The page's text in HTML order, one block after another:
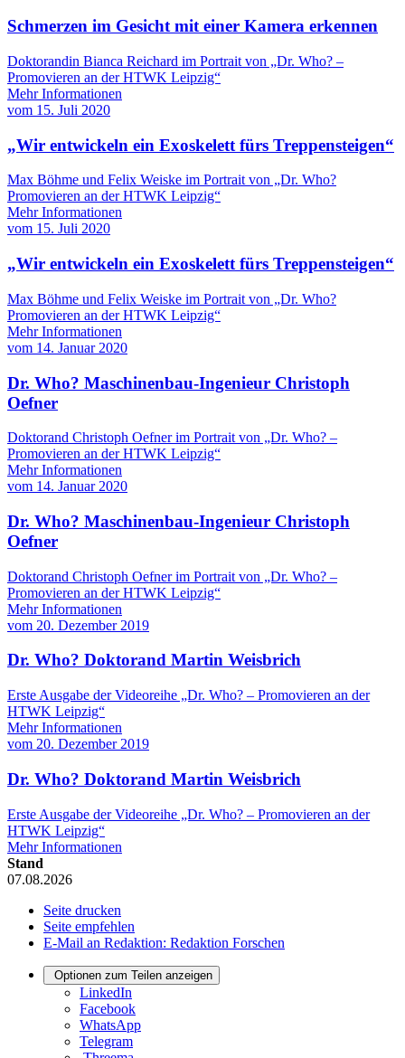
Schmerzen im Gesicht mit einer Kamera erkennen
Doktorandin Bianca Reichard im Portrait von „Dr. Who? –
Promovieren an der HTWK Leipzig“
Mehr Informationen
vom 15. Juli 2020
„Wir entwickeln ein Exoskelett fürs Treppensteigen“
Max Böhme und Felix Weiske im Portrait von „Dr. Who?
Promovieren an der HTWK Leipzig“
Mehr Informationen
vom 15. Juli 2020
„Wir entwickeln ein Exoskelett fürs Treppensteigen“
Max Böhme und Felix Weiske im Portrait von „Dr. Who?
Promovieren an der HTWK Leipzig“
Mehr Informationen
vom 14. Januar 2020
Dr. Who? Maschinenbau-Ingenieur Christoph
Oefner
Doktorand Christoph Oefner im Portrait von „Dr. Who? –
Promovieren an der HTWK Leipzig“
Mehr Informationen
vom 14. Januar 2020
Dr. Who? Maschinenbau-Ingenieur Christoph
Oefner
Doktorand Christoph Oefner im Portrait von „Dr. Who? –
Promovieren an der HTWK Leipzig“
Mehr Informationen
vom 20. Dezember 2019
Dr. Who? Doktorand Martin Weisbrich
Erste Ausgabe der Videoreihe „Dr. Who? – Promovieren an der
HTWK Leipzig“
Mehr Informationen
vom 20. Dezember 2019
Dr. Who? Doktorand Martin Weisbrich
Erste Ausgabe der Videoreihe „Dr. Who? – Promovieren an der
HTWK Leipzig“
Mehr Informationen
Stand
07.08.2026
Seite drucken
Seite empfehlen
E-Mail an Redaktion: Redaktion Forschen
Optionen zum Teilen anzeigen
LinkedIn
Facebook
WhatsApp
Telegram